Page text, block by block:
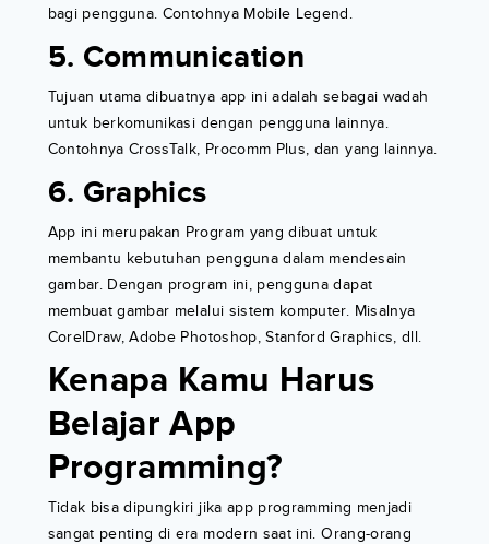
bagi pengguna. Contohnya Mobile Legend.
5. Communication
Tujuan utama dibuatnya app ini adalah sebagai wadah
untuk berkomunikasi dengan pengguna lainnya.
Contohnya CrossTalk, Procomm Plus, dan yang lainnya.
6. Graphics
App ini merupakan Program yang dibuat untuk
membantu kebutuhan pengguna dalam mendesain
gambar. Dengan program ini, pengguna dapat
membuat gambar melalui sistem komputer. Misalnya
CorelDraw, Adobe Photoshop, Stanford Graphics, dll.
Kenapa Kamu Harus
Belajar App
Programming?
Tidak bisa dipungkiri jika app programming menjadi
sangat penting di era modern saat ini. Orang-orang